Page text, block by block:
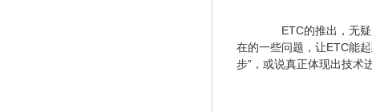
ETC的推出，无疑
在的一些问题，让ETC能
步”，或说真正体现出技术